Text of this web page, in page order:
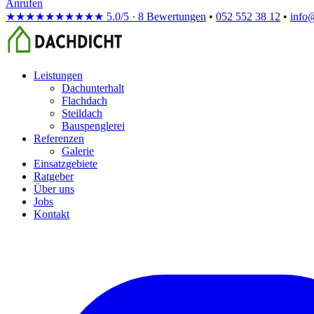
Anrufen
★★★★★★★★★★ 5.0/5 · 8 Bewertungen • 052 552 38 12 •
Leistungen
Dachunterhalt
Flachdach
Steildach
Bauspenglerei
Referenzen
Galerie
Einsatzgebiete
Ratgeber
Über uns
Jobs
Kontakt